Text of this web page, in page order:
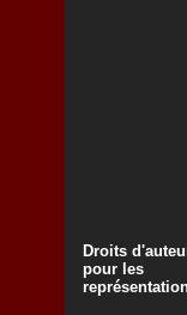
Droits
pour les